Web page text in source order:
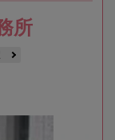
所